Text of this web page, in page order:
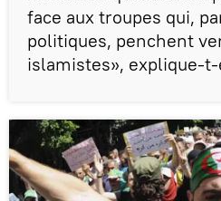
face aux troupes qui,
politiques, penchent
islamistes», explique-